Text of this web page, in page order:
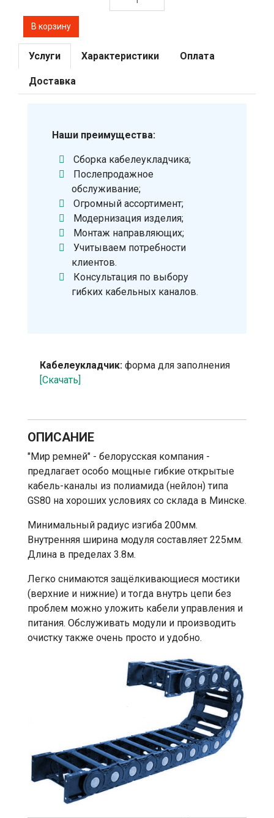
Услуги Характеристики Оплата
Доставка
Наши преимущества:
Сборка кабелеукладчика;
Послепродажное
обслуживание;
Огромный ассортимент;
Модернизация изделия;
Монтаж направляющих;
Учитываем потребности
клиентов.
Консультация по выбору
гибких кабельных каналов.
Кабелеукладчик: форма для заполнения
[Скачать]
ОПИСАНИЕ
"Мир ремней" - белорусская компания -
предлагает особо мощные гибкие открытые
кабель-каналы из полиамида (нейлон) типа
GS80 на хороших условиях со склада в Минске.
Минимальный радиус изгиба 200мм.
Внутренняя ширина модуля составляет 225мм.
Длина в пределах 3.8м.
Легко снимаются защёлкивающиеся мостики
(верхние и нижние) и тогда внутрь цепи без
проблем можно уложить кабели управления и
питания. Обслуживать модули и производить
очистку также очень просто и удобно.